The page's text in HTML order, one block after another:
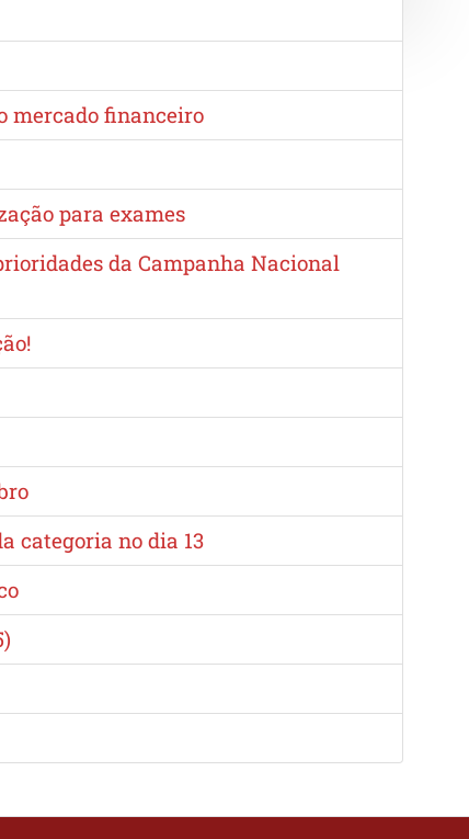
mercado financeiro
para exames
da Campanha Nacional
categoria no dia 13